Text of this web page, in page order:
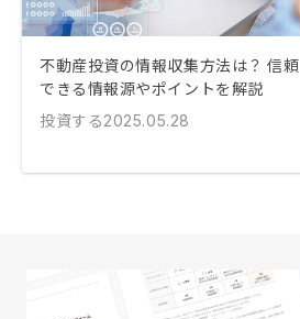
不動産投資の情報収集方法は？ 信頼
できる情報源やポイントを解説
投資する2025.05.28